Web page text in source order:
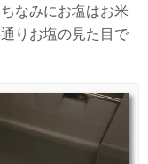
なみにお塩はお米
りお塩の見た目で